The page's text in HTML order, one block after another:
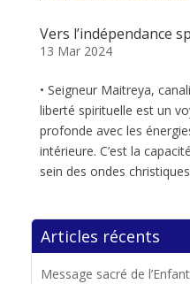
Vers l’indépendance
13 Mar 2024
• Seigneur Maitreya,
liberté spirituelle est un
profonde avec les
intérieure. C’est la
sein des ondes
Articles récents
Message sacré de